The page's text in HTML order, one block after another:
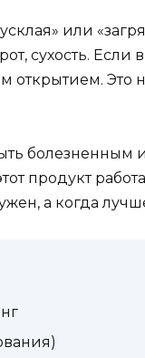
или
сухость. Если
Это
продукт
а когда